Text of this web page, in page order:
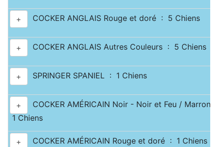
+ COCKER ANGLAIS Rouge et doré : 5 Chiens
+ COCKER ANGLAIS Autres Couleurs : 5 Chiens
+ SPRINGER SPANIEL : 1 Chiens
+
COCKER AMÉRICAIN Noir - Noir et Feu / Marron
1 Chiens
+ COCKER AMÉRICAIN Rouge et doré : 1 Chiens